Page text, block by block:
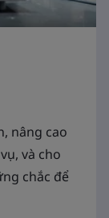
nâng cao
và cho
chắc để